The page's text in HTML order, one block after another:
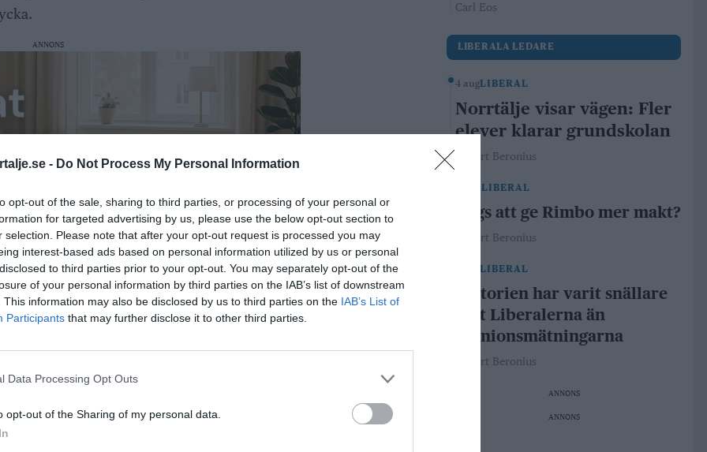
- Do Not Process My Personal Information
opt-out of the sale, sharing to third parties, or processing of your personal or
for targeted advertising by us, please use the below opt-out section to
selection. Please note that after your opt-out request is processed you may
interest-based ads based on personal information utilized by us or personal
to third parties prior to your opt-out. You may separately opt-out of the
of your personal information by third parties on the IAB’s list of downstream
This information may also be disclosed by us to third parties on the IAB’s List of
Participants that may further disclose it to other third parties.
Data Processing Opt Outs
opt-out of the Sharing of my personal data.
ANNONS
bussens egna kameror kan ha fångat
få betydelse i den fortsatta utredningen.
av vittnesuppgifter från en kvinna på plats.
Valhallavägen och säger att bussen kom i
hållplatsen.
Carl Eos
LIBERALA LEDARE
4 augLIBERAL
Norrtälje visar vägen: Fler
elever klarar grundskolan
Robert Beronius
29 julLIBERAL
Dags att ge Rimbo mer makt?
Robert Beronius
LIBERAL
Historien har varit snällare
mot Liberalerna än
opinionsmätningarna
Robert Beronius
ANNONS
ANNONS